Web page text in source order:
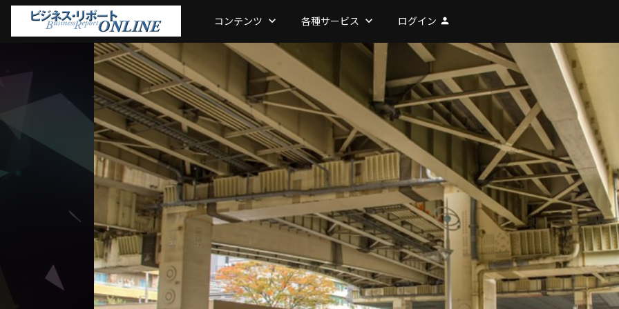
コンテンツ keyboard_arrow_down 各種サービス keyboard_arrow_down ログイン person